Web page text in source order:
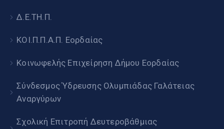
Δ.Ε.ΤΗ.Π.
ΚΟΙ.Π.Π.Α.Π. Εορδαίας
Κοινωφελής Επιχείρηση Δήμου Εορδαίας
Σύνδεσμος Ύδρευσης Ολυμπιάδας Γαλάτειας
Αναργύρων
Σχολική Επιτροπή Δευτεροβάθμιας